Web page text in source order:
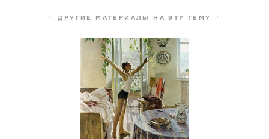
ДРУГИЕ МАТЕРИАЛЫ НА ЭТУ ТЕМУ